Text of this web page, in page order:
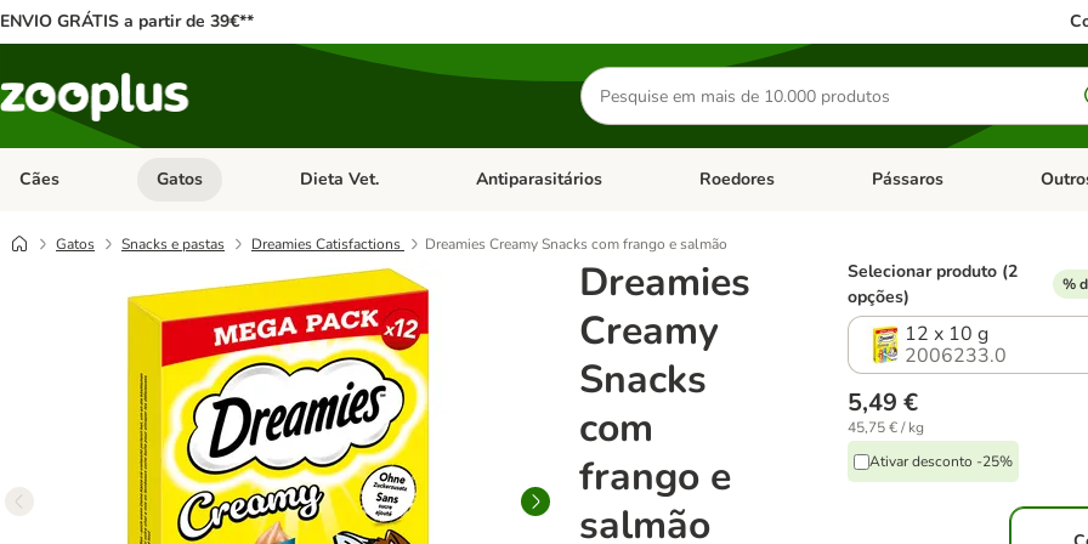
ENVIO GRÁTIS a partir de 39€**
Pesquisar
produtos
Cães Abrir menu de categoria: Cães
Gatos Abrir menu de categoria: Gatos
Dieta Vet. Abrir menu de categoria: Dieta Vet.
Antiparasitários Abrir menu de categoria: Antiparasitários
Roedores Abrir menu de categoria:
Pássaros Abrir
Gatos Snacks e pastas Dreamies Catisfactions Dreamies Creamy Snacks com frango e salmão
Dreamies
Creamy
Snacks
com
frango e
salmão
Selecionar produto (2
opções)
%
12 x 10 g
2006233.0
5,49 €
45,75 € / kg
Ativar desconto -25%